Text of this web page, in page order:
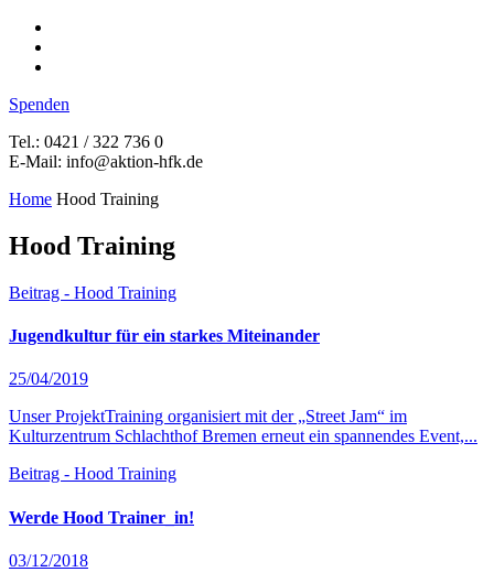
Spenden
Tel.: 0421 / 322 736 0
E-Mail: info@aktion-hfk.de
Home Hood Training
Hood Training
Beitrag - Hood Training
Jugendkultur für ein starkes Miteinander
25/04/2019
Unser ProjektTraining organisiert mit der „Street Jam“ im
Kulturzentrum Schlachthof Bremen erneut ein spannendes Event,...
Beitrag - Hood Training
Werde Hood Trainer_in!
03/12/2018